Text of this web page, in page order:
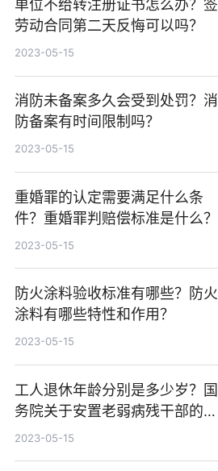
单位不给转注册证书怎么办？签
劳动合同第二天反悔可以吗？
2023-05-15
消防未备案多久会受到处罚？消
防备案有时间限制吗？
2023-05-15
重婚罪的认定需要满足什么条
件？重婚罪判赔偿标准是什么？
2023-05-15
防火涂料验收标准有哪些？防火
涂料有哪些特性和作用？
2023-05-15
工人退休年龄分别是多少岁？国
务院关于安置老弱病残干部的暂
行办法第四条内容
2023-05-15